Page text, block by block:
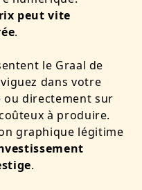
peut vite
.
le Graal de
dans votre
ou directement sur
à produire.
graphique légitime
.